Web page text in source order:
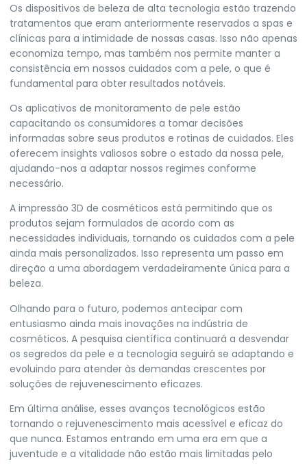
Os dispositivos de beleza de alta tecnologia estão trazendo
tratamentos que eram anteriormente reservados a spas e
clínicas para a intimidade de nossas casas. Isso não apenas
economiza tempo, mas também nos permite manter a
consistência em nossos cuidados com a pele, o que é
fundamental para obter resultados notáveis.
Os aplicativos de monitoramento de pele estão
capacitando os consumidores a tomar decisões
informadas sobre seus produtos e rotinas de cuidados. Eles
oferecem insights valiosos sobre o estado da nossa pele,
ajudando-nos a adaptar nossos regimes conforme
necessário.
A impressão 3D de cosméticos está permitindo que os
produtos sejam formulados de acordo com as
necessidades individuais, tornando os cuidados com a pele
ainda mais personalizados. Isso representa um passo em
direção a uma abordagem verdadeiramente única para a
beleza.
Olhando para o futuro, podemos antecipar com
entusiasmo ainda mais inovações na indústria de
cosméticos. A pesquisa científica continuará a desvendar
os segredos da pele e a tecnologia seguirá se adaptando e
evoluindo para atender às demandas crescentes por
soluções de rejuvenescimento eficazes.
Em última análise, esses avanços tecnológicos estão
tornando o rejuvenescimento mais acessível e eficaz do
que nunca. Estamos entrando em uma era em que a
juventude e a vitalidade não estão mais limitadas pelo